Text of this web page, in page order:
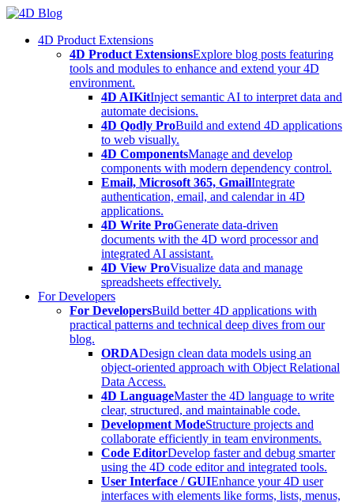
Skip
content4D Product Extensions
4D Product ExtensionsExplore blog posts featuring
tools and modules to enhance and extend your 4D
environment.
4D AIKitInject semantic AI to interpret data and
automate decisions.
4D Qodly ProBuild and extend 4D applications
to web visually.
4D ComponentsManage and develop
components with modern dependency control.
Email, Microsoft 365, GmailIntegrate
authentication, email, and calendar in 4D
applications.
4D Write ProGenerate data-driven
documents with the 4D word processor and
integrated AI assistant.
4D View ProVisualize data and manage
spreadsheets effectively.
For Developers
For DevelopersBuild better 4D applications with
practical patterns and technical deep dives from our
blog.
ORDADesign clean data models using an
object-oriented approach with Object Relational
Data Access.
4D LanguageMaster the 4D language to write
clear, structured, and maintainable code.
Development ModeStructure projects and
collaborate efficiently in team environments.
Code EditorDevelop faster and debug smarter
using the 4D code editor and integrated tools.
User Interface / GUIEnhance your 4D user
interfaces with elements like forms, lists, menus,